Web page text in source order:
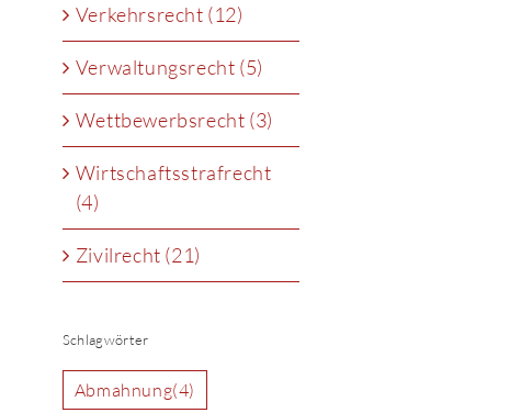
Verkehrsrecht (12)
Verwaltungsrecht (5)
Wettbewerbsrecht (3)
Wirtschaftsstrafrecht
(4)
Zivilrecht (21)
Schlagwörter
Abmahnung(4)